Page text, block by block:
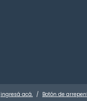
ingresá acá. / Botón de